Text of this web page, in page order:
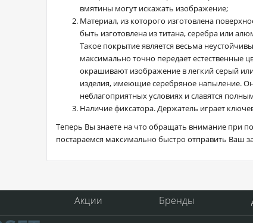
вмятины могут искажать изображение;
Материал, из которого изготовлена
быть изготовлена из титана, серебра или
Такое покрытие является весьма
максимально точно передает естественные
окрашивают изображение в легкий серый
изделия, имеющие серебряное напыление.
неблагоприятных условиях и славятся
Наличие фиксатора. Держатель играет
Теперь Вы знаете на что обращать внимание при
постараемся максимально быстро отправить Ваш
Акции Бренды